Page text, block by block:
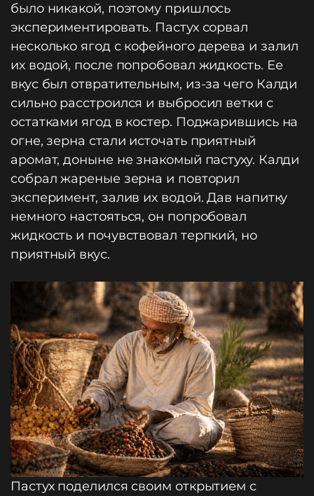
было никакой, поэтому пришлось
экспериментировать. Пастух сорвал
несколько ягод с кофейного дерева и залил
их водой, после попробовал жидкость. Ее
вкус был отвратительным, из-за чего Калди
сильно расстроился и выбросил ветки с
остатками ягод в костер. Поджарившись на
огне, зерна стали источать приятный
аромат, доныне не знакомый пастуху. Калди
собрал жареные зерна и повторил
эксперимент, залив их водой. Дав напитку
немного настояться, он попробовал
жидкость и почувствовал терпкий, но
приятный вкус.
Пастух поделился своим открытием с